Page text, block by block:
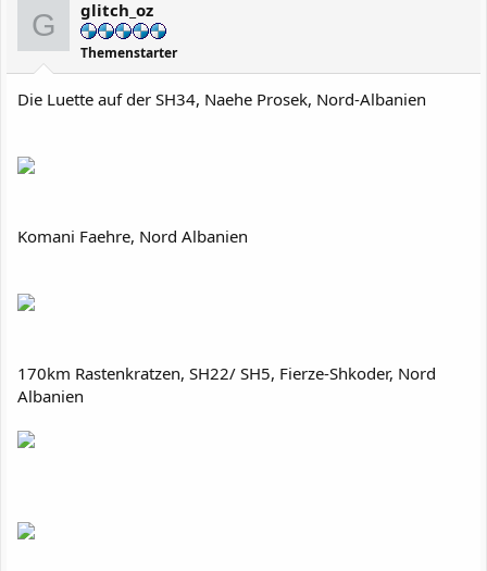
G glitch_oz
Themenstarter
Die Luette auf der SH34, Naehe Prosek, Nord-Albanien
Komani Faehre, Nord Albanien
170km Rastenkratzen, SH22/ SH5, Fierze-Shkoder, Nord
Albanien